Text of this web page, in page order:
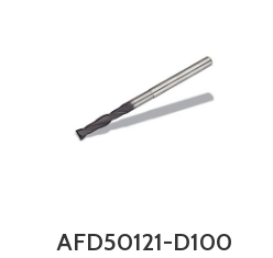
AFD50121-D100